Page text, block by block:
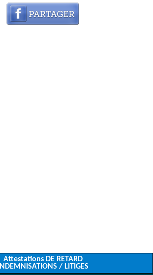
Attestations DE RETARD
INDEMNISATIONS / LITIGES